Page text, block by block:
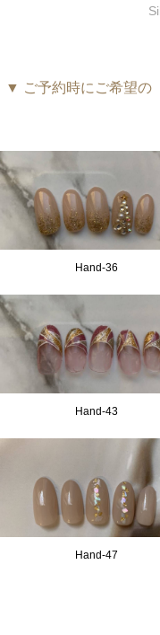
▼ ご予約時にご希望の
Hand-36
Hand-43
Hand-47